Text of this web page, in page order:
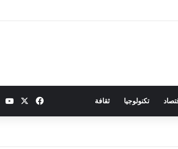
إلى ثمن النهائي
تكنولوجيا ثقافة فيسبوك